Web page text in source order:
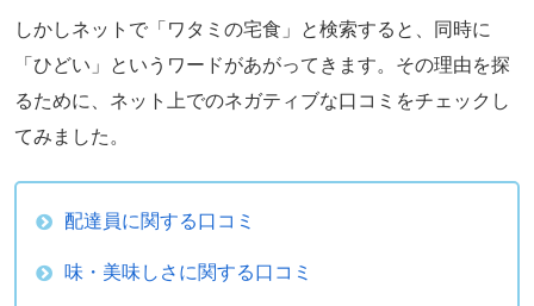
しかしネットで「ワタミの宅食」と検索すると、同時に
「ひどい」というワードがあがってきます。その理由を探
るために、ネット上でのネガティブな口コミをチェックし
てみました。
配達員に関する口コミ
味・美味しさに関する口コミ